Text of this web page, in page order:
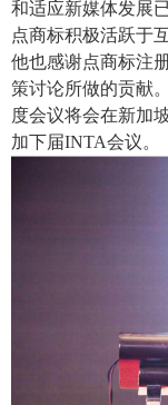
和适应新媒体发展
点商标积极活跃于
他也感谢点商标注
策讨论所做的贡献
度会议将会在新加
加下届INTA会议。